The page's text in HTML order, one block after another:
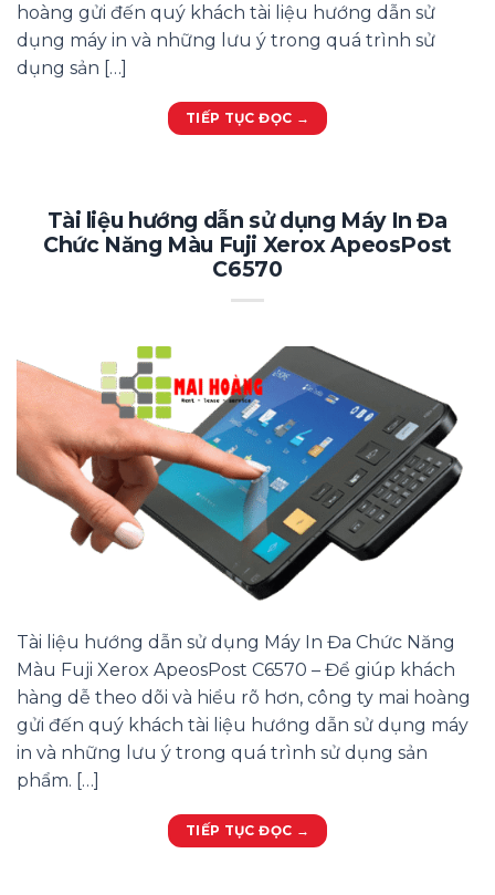
hoàng gửi đến quý khách tài liệu hướng dẫn sử
dụng máy in và những lưu ý trong quá trình sử
dụng sản […]
TIẾP TỤC ĐỌC →
Tài liệu hướng dẫn sử dụng Máy In Đa
Chức Năng Màu Fuji Xerox ApeosPost
C6570
Tài liệu hướng dẫn sử dụng Máy In Đa Chức Năng
Màu Fuji Xerox ApeosPost C6570 – Để giúp khách
hàng dễ theo dõi và hiểu rõ hơn, công ty mai hoàng
gửi đến quý khách tài liệu hướng dẫn sử dụng máy
in và những lưu ý trong quá trình sử dụng sản
phẩm. […]
TIẾP TỤC ĐỌC →